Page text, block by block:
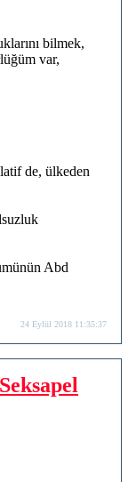
bilmek,
var,
de, ülkeden
Abd
24 Eylül 2018 11:35:37